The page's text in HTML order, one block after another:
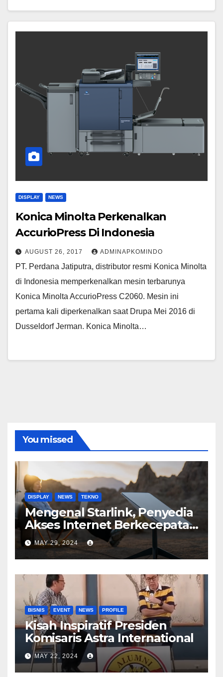
DISPLAY NEWS
Konica Minolta Perkenalkan
AccurioPress Di Indonesia
AUGUST 26, 2017 ADMINAPKOMINDO
PT. Perdana Jatiputra, distributor resmi Konica Minolta
di Indonesia memperkenalkan mesin terbarunya
Konica Minolta AccurioPress C2060. Mesin ini
pertama kali diperkenalkan saat Drupa Mei 2016 di
Dusseldorf Jerman. Konica Minolta…
You missed
DISPLAY NEWS TEKNO
Mengenal Starlink, Penyedia
Akses Internet Berkecepatan
Tinggi
MAY 29, 2024
BISNIS EVENT NEWS PROFILE
Kisah Inspiratif Presiden
Komisaris Astra International
MAY 22, 2024